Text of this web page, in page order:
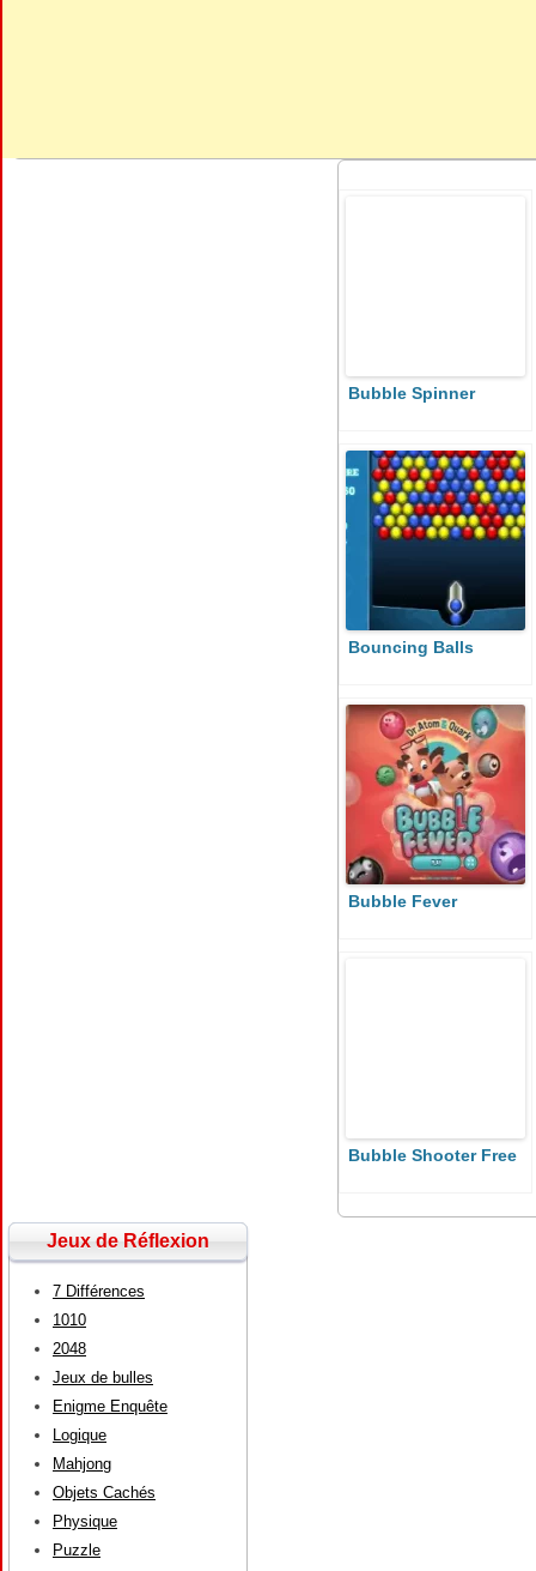
Bubble Spinner
Bouncing Balls
Bubble Fever
Bubble Shooter Free
Jeux de Réflexion
7 Différences
1010
2048
Jeux de bulles
Enigme Enquête
Logique
Mahjong
Objets Cachés
Physique
Puzzle